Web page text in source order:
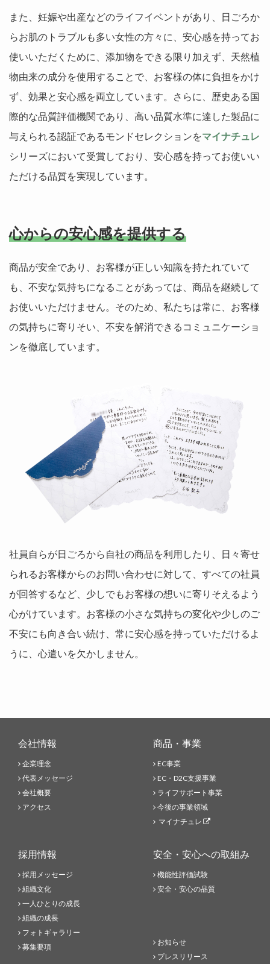
また、妊娠や出産などのライフイベントがあり、日ごろか
らお肌のトラブルも多い女性の方々に、安心感を持ってお
使いいただくために、添加物をできる限り加えず、天然植
物由来の成分を使用することで、お客様の体に負担をかけ
ず、効果と安心感を両立しています。さらに、歴史ある国
際的な品質評価機関であり、高い品質水準に達した製品に
与えられる認証であるモンドセレクションをマイナチュレ
シリーズにおいて受賞しており、安心感を持ってお使いい
ただける品質を実現しています。
心からの安心感を提供する
商品が安全であり、お客様が正しい知識を持たれていて
も、不安な気持ちになることがあっては、商品を継続して
お使いいただけません。そのため、私たちは常に、お客様
の気持ちに寄りそい、不安を解消できるコミュニケーショ
ンを徹底しています。
社員自らが日ごろから自社の商品を利用したり、日々寄せ
られるお客様からのお問い合わせに対して、すべての社員
が回答するなど、少しでもお客様の想いに寄りそえるよう
心がけています。お客様の小さな気持ちの変化や少しのご
不安にも向き合い続け、常に安心感を持っていただけるよ
うに、心遣いを欠かしません。
会社情報
企業理念
代表メッセージ
会社概要
アクセス
商品・事業
EC事業
EC・D2C支援事業
ライフサポート事業
今後の事業領域
マイナチュレ
採用情報
採用メッセージ
組織文化
一人ひとりの成長
組織の成長
フォトギャラリー
募集要項
安全・安心への取組み
機能性評価試験
安全・安心の品質
お知らせ
プレスリリース